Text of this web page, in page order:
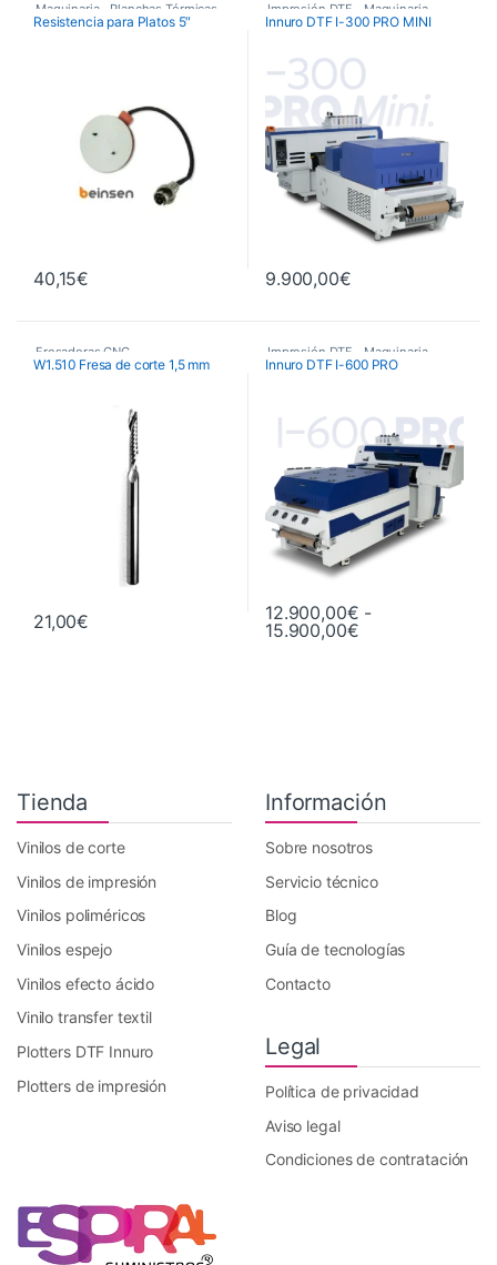
Maquinaria Planchas Térmicas
Resistencia para Platos 5″
40,15€
Impresión DTF Maquinaria
Plotters de impresión DTF Innuro
Innuro DTF I-300 PRO MINI
9.900,00€
Fresadoras CNC
W1.510 Fresa de corte 1,5 mm
21,00€
Impresión DTF Maquinaria
Innuro DTF I-600 PRO
12.900,00€ -
15.900,00€Rango de
Este producto tiene múltiples
Tienda
Vinilos de corte
Vinilos de impresión
Vinilos poliméricos
Vinilos espejo
Vinilos efecto ácido
Vinilo transfer textil
Plotters DTF Innuro
Plotters de impresión
Información
Sobre nosotros
Servicio técnico
Blog
Guía de tecnologías
Contacto
Legal
Política de privacidad
Aviso legal
Condiciones de contratación